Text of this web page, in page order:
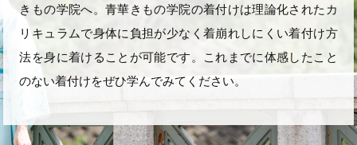
きもの学院へ。青華きもの学院の着付けは理論化されたカ
リキュラムで身体に負担が少なく着崩れしにくい着付け方
法を身に着けることが可能です。これまでに体感したこと
のない着付けをぜひ学んでみてください。